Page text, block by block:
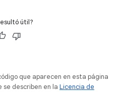
útil?
que aparecen en esta página
se describen en la Licencia de